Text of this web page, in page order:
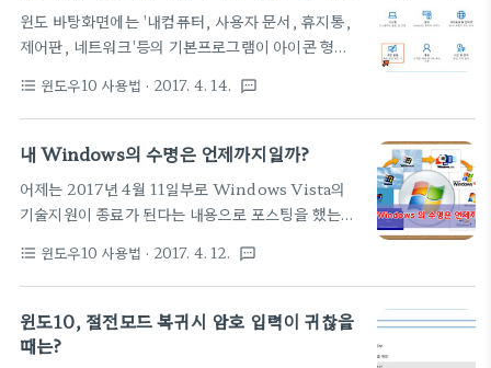
션'창에서 '개인 정보 보호'에 있는 두 가지 항목 모두
'체크 해제'합니다. ▼ 3. 탐색기를 다시 실행하면 '최
근에 사용한 파일'이 보이지 않습니다. ▼
윈도 바탕화면에는 '내컴퓨터, 사용자 문서, 휴지통,
제어판, 네트워크'등의 기본프로그램이 아이콘 형태
지 기타 다른 이유로 없어진 아이콘을 복원 또는 안보
이게 하거나, 아이콘 모양을 변경할 수 있는 팁을 소개
합니다. 바탕화면에 보여질 아이콘 선택하기 1. '설정'
정' 선택 ▼ 3. '바탕화면 아이콘 설정 창'에서 바탕화
면에 나타나게 할 프로그램 체크 후 '확인'하면 완료 ▼
아이콘 모양 변경하기1. 아이콘을 변경할 프로그램 선
format_list_bulleted 윈도우10 사용법 · 2017. 4. 14. textsms
내 Windows의 수명은 언제까지일까?
어제는 2017년 4월 11일부로 Windows Vista의
기술지원이 종료가 된다는 내용으로 포스팅을 했는데
스] - WINDOWS VISTA 지원 종료 모든
Windows 제품에는 수명 주기가 있습니다. 수명 주
기는 제품을 릴리스할 때 시작하여 더 이상 지원하지
않으면 끝나게 됩니다. 이런 지원이 끝나게되면 개인
format_list_bulleted 윈도우10 사용법 · 2017. 4. 12. textsms
윈도10, 절전모드 복귀시 암호 입력이 귀찮을
때는?